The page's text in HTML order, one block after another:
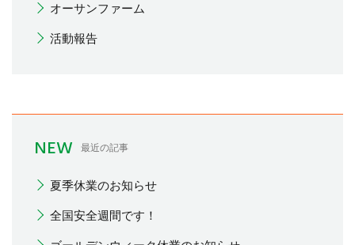
オーサンファーム
活動報告
NEW 最近の記事
夏季休業のお知らせ
全国安全週間です！